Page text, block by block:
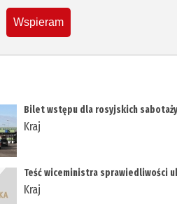
Wspieram
Bilet wstępu dla rosyjskich
Kraj
Teść wiceministra sprawiedliwości
Kraj